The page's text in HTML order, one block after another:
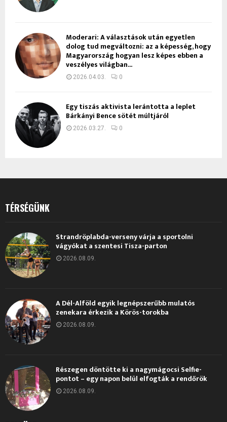
Moderari: A választások után egyetlen
dolog tud megváltozni: az a képesség, hogy
Magyarország hogyan lesz képes ebben a
veszélyes világban...
2026.04.03. 0
Egy tiszás aktivista lerántotta a leplet
Bárkányi Bence sötét múltjáról
2026.03.27. 0
TÉRSÉGÜNK
Strandröplabda-verseny várja a sportolni
vágyókat a szentesi Tisza-parton
2026.08.09.
A Dél-Alföld egyik legnépszerűbb mulatós
zenekara érkezik a Körös-torokba
2026.08.09.
Részegen döntötte ki a nagymágocsi Selfie-
pontot – egy napon belül elfogták a rendőrök
2026.08.09.